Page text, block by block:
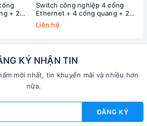
+ 2
Switch công nghiệp 4 cổng
Ethernet + 4 cổng quang + 2
cổng Gigabit SFP 3Onedata
IES2010-4T4F2GS-2P48
Liên hệ
KÝ NHẬN TIN
mới nhất, tin khuyến mãi và nhiều hơn
nữa.
ĐĂNG KÝ